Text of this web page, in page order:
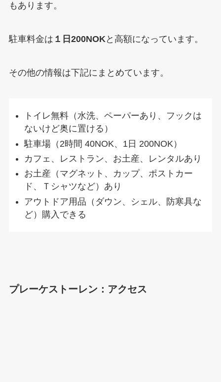
もあります。
駐車料金は １日200NOKと高額になっています。
その他の情報は下記にまとめています。
トイレ無料（水洗、ペーパーあり、フックは
ないけど奥に置ける）
駐車場（2時間 40NOK、1日 200NOK）
カフェ、レストラン、お土産、レンタルあり
お土産（マグネット、カップ、ポストカー
ド、Ｔシャツなど）あり
アウトドア用品（ダウン、シェル、防寒具な
ど）購入できる
プレーケストーレン：アクセス